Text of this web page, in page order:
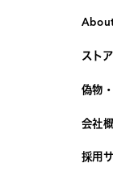
スト
偽物
会社
採用